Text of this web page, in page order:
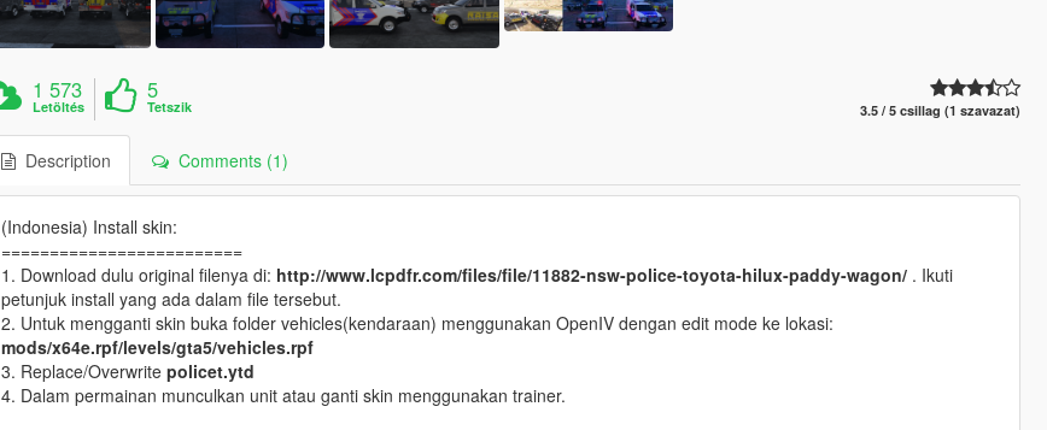
1 573
Letöltés
5
Tetszik 3.5 / 5 csillag (1 szavazat)
Description Comments (1)
(Indonesia) Install skin:
=========================
1. Download dulu original filenya di: http://www.lcpdfr.com/files/file/11882-nsw-police-toyota-hilux-paddy-wagon/. Ikuti
petunjuk install yang ada dalam file tersebut.
2. Untuk mengganti skin buka folder vehicles(kendaraan) menggunakan OpenIV dengan edit mode ke lokasi:
mods/x64e.rpf/levels/gta5/vehicles.rpf
3. Replace/Overwrite policet.ytd
4. Dalam permainan munculkan unit atau ganti skin menggunakan trainer.